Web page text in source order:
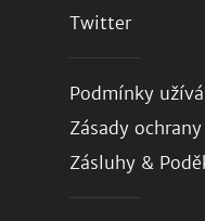
Twitter
Podmínky
Zásady
Zásluhy &